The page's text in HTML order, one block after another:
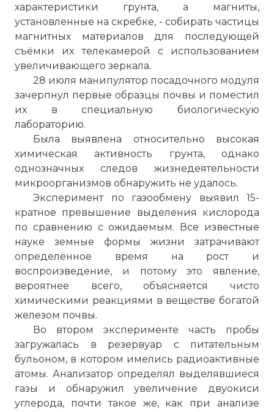
характеристики грунта, а магниты,
установленные на скребке, - собирать частицы
магнитных материалов для последующей
съёмки их телекамерой с использованием
увеличивающего зеркала.
28 июля манипулятор посадочного модуля
зачерпнул первые образцы почвы и поместил
их в специальную биологическую
лабораторию.
Была выявлена относительно высокая
химическая активность грунта, однако
однозначных следов жизнедеятельности
микроорганизмов обнаружить не удалось.
Эксперимент по газообмену выявил 15-
кратное превышение выделения кислорода
по сравнению с ожидаемым. Все известные
науке земные формы жизни затрачивают
определённое время на рост и
воспроизведение, и потому это явление,
вероятнее всего, объясняется чисто
химическими реакциями в веществе богатой
железом почвы.
Во втором эксперименте часть пробы
загружалась в резервуар с питательным
бульоном, в котором имелись радиоактивные
атомы. Анализатор определял выделявшиеся
газы и обнаружил увеличение двуокиси
углерода, почти такое же, как при анализе